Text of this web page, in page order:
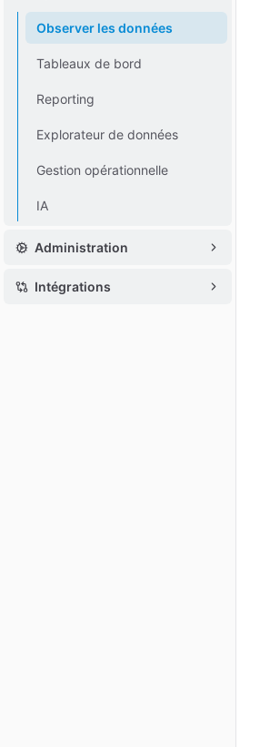
Observer les données
Tableaux de bord
Reporting
Explorateur de données
Gestion opérationnelle
IA
Administration
Intégrations